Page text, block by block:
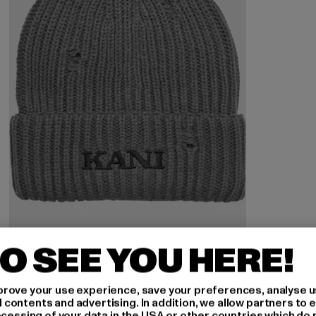
KARL KANI
Retro Distress Beanie
23,74 EUR
Derzeitiger Preis: 23,74 EUR
SEE YOU HERE!
your use experience, save your preferences, analyse
and advertising. In addition, we allow partners to